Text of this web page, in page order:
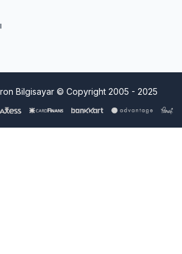
Bilgisayar © Copyright 2005 - 2025